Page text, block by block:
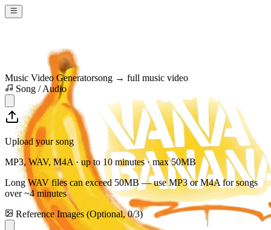
Music Video Generatorsong → full music video
Song / Audio
Upload your song
MP3, WAV, M4A · up to 10 minutes · max50MB
Long WAV files can exceed 50MB — use MP3 or M4A for songs
over ~4 minutes
Reference Images (Optional,0/3)